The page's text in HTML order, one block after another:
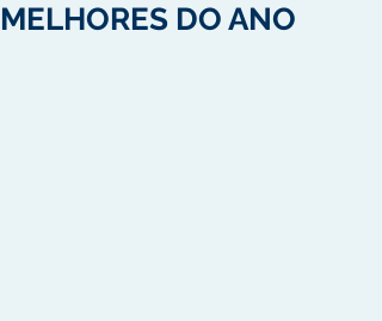
MELHORES DO ANO